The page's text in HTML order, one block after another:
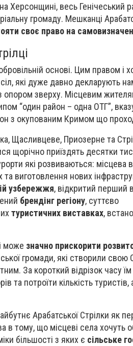
Херсонщині, весь Генічеський
громаду. Мешканці
своє право на
основі. Цим правом і
які дуже давно декларують
опором зверху. Місцевим
“один район – одна ОТГ”,
з окупованим Кримом що
Щасливцеве, Приозерне та
щорічно приїздять десятки
які розвиваються: місцева
та виготовлення нових
узбережжя, відкритий перший в
брендінг регіону, суттєво
туристичних виставках,
може значно прискорити
громади, які створили
За короткий відрізок часу
та потроїти кількість туристів,
Арабатської Стрілки як
в тому, що місцеві села хочуть
більшості з яких є сільське